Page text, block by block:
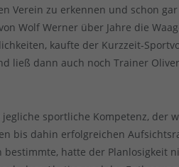
Verein zu erkennen und schon
Wolf Werner über Jahre die
kaufte der Kurzzeit-
ließ dann auch noch Trainer
sportliche Kompetenz, der
bis dahin erfolgreichen
bestimmte, hatte der Planlosigkeit